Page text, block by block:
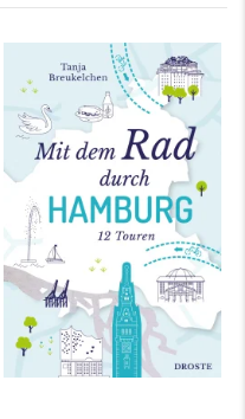
Mit dem Rad durch
Hamburg
mehr Infos …